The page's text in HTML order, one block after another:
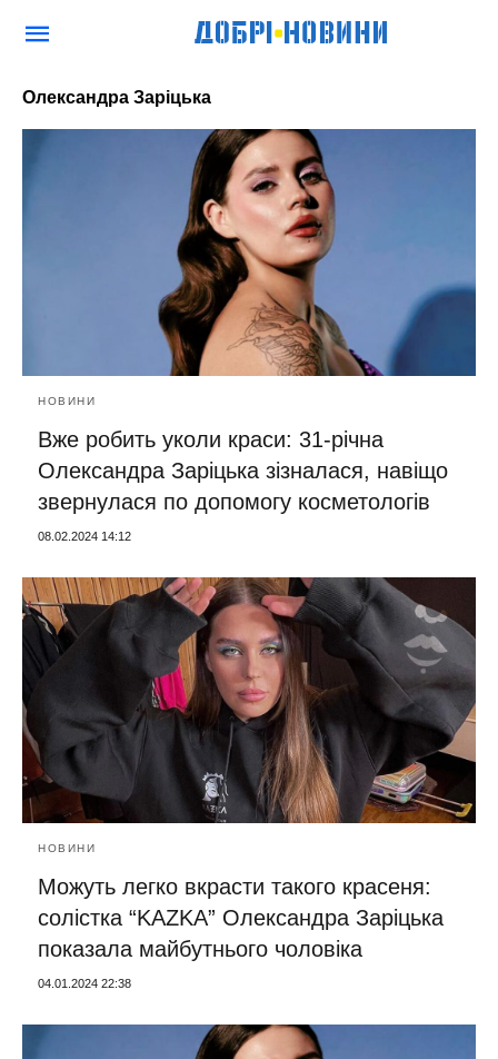
Олександра Заріцька
НОВИНИ
Вже робить уколи краси: 31-річна
Олександра Заріцька зізналася, навіщо
звернулася по допомогу косметологів
08.02.2024 14:12
НОВИНИ
Можуть легко вкрасти такого красеня:
солістка “KAZKA” Олександра Заріцька
показала майбутнього чоловіка
04.01.2024 22:38